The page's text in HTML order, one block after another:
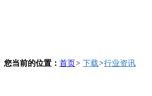
您当前的位置： 首页> 下载>行业资讯